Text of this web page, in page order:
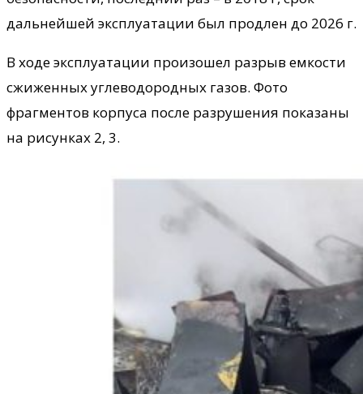
дальнейшей эксплуатации был продлен до 2026 г.
В ходе эксплуатации произошел разрыв емкости
сжиженных углеводородных газов. Фото
фрагментов корпуса после разрушения показаны
на рисунках 2, 3.